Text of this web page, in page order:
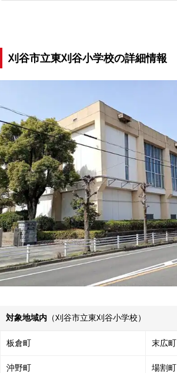
刈谷市立東刈谷小学校の詳細情報
対象地域内 （刈谷市立東刈谷小学校）
板倉町 末広町
沖野町 場割町